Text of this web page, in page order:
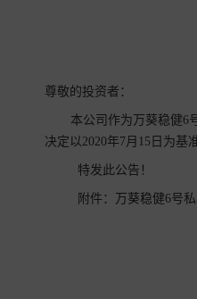
尊敬的投资者：
本公司作为万葵稳健6
决定以2020年7月15日为基
特发此公告！
附件： 万葵稳健6号